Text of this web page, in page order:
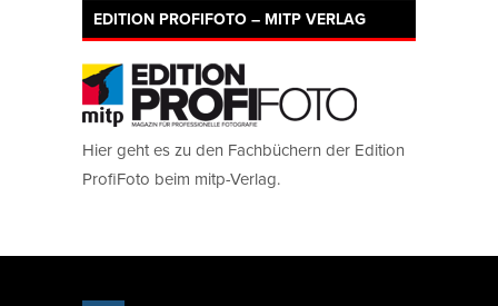
EDITION PROFIFOTO – MITP VERLAG
Hier geht es zu den Fachbüchern der Edition
ProfiFoto beim mitp-Verlag.